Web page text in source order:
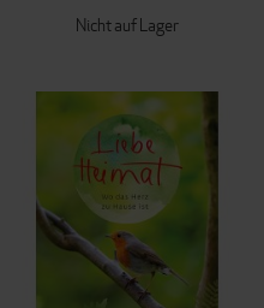
Nicht auf Lager